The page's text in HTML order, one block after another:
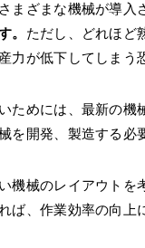
まざまな機械が導入
。 ただし、どれほど
力が低下してしまう
ためには、最新の機
を開発、製造する必
機械のレイアウトを
ば、作業効率の向上